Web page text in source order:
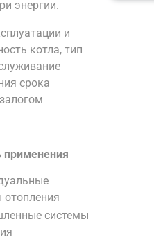
энергии.
и
котла, тип
срока
применения
отопления
системы